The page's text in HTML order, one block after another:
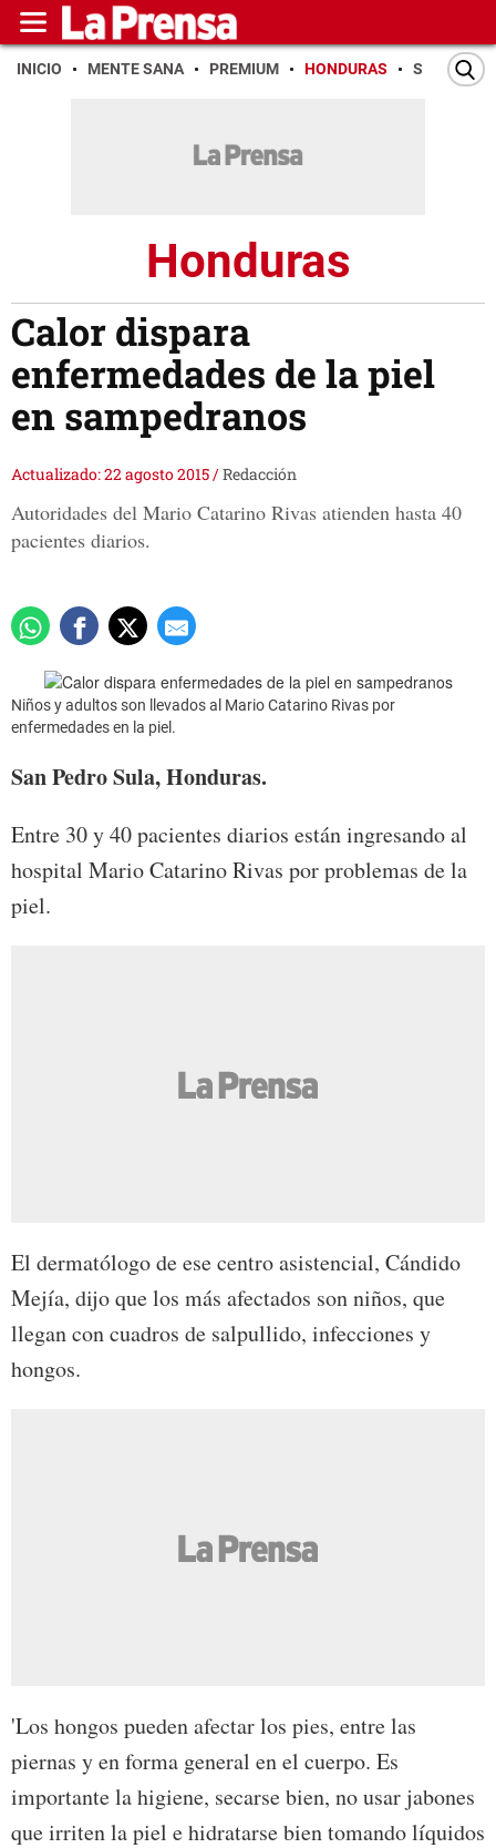
INICIO MENTE SANA PREMIUM HONDURAS SAN PEDRO
Honduras
Calor dispara
enfermedades de la piel
en sampedranos
Actualizado: 22 agosto 2015/Redacción
Autoridades del Mario Catarino Rivas atienden hasta 40
pacientes diarios.
Niños y adultos son llevados al Mario Catarino Rivas por
enfermedades en la piel.
San Pedro Sula, Honduras.
Entre 30 y 40 pacientes diarios están ingresando al
hospital Mario Catarino Rivas por problemas de la
piel.
El dermatólogo de ese centro asistencial, Cándido
Mejía, dijo que los más afectados son niños, que
llegan con cuadros de salpullido, infecciones y
hongos.
'Los hongos pueden afectar los pies, entre las
piernas y en forma general en el cuerpo. Es
importante la higiene, secarse bien, no usar jabones
que irriten la piel e hidratarse bien tomando líquidos